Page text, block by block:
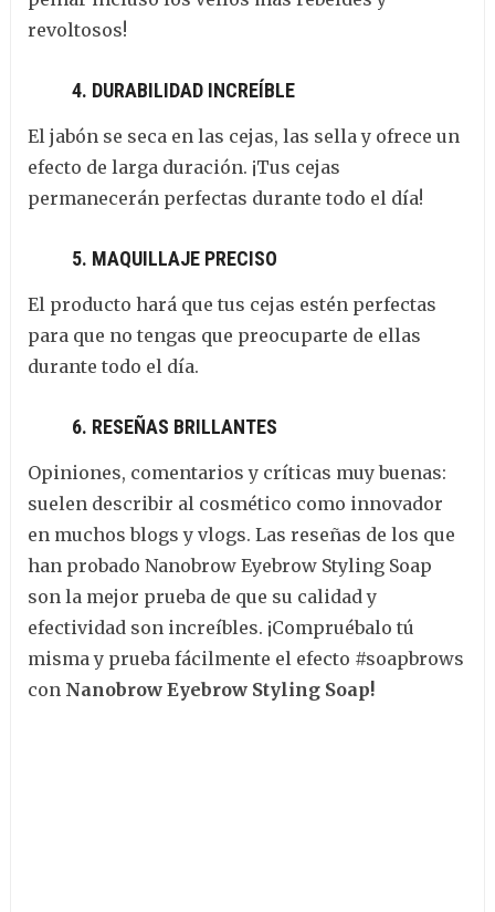
revoltosos!
4. DURABILIDAD INCREÍBLE
El jabón se seca en las cejas, las sella y ofrece un
efecto de larga duración. ¡Tus cejas
permanecerán perfectas durante todo el día!
5. MAQUILLAJE PRECISO
El producto hará que tus cejas estén perfectas
para que no tengas que preocuparte de ellas
durante todo el día.
6. RESEÑAS BRILLANTES
Opiniones, comentarios y críticas muy buenas:
suelen describir al cosmético como innovador
en muchos blogs y vlogs. Las reseñas de los que
han probado Nanobrow Eyebrow Styling Soap
son la mejor prueba de que su calidad y
efectividad son increíbles. ¡Compruébalo tú
misma y prueba fácilmente el efecto #soapbrows
con Nanobrow Eyebrow Styling Soap!